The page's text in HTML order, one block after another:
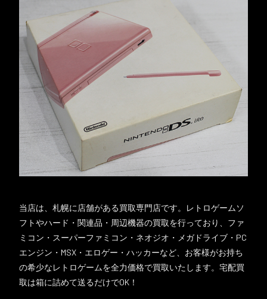
当店は、札幌に店舗がある買取専門店です。レトロゲームソ
フトやハード・関連品・周辺機器の買取を行っており、ファ
ミコン・スーパーファミコン・ネオジオ・メガドライブ・PC
エンジン・MSX・エロゲー・ハッカーなど、お客様がお持ち
の希少なレトロゲームを全力価格で買取いたします。宅配買
取は箱に詰めて送るだけでOK！